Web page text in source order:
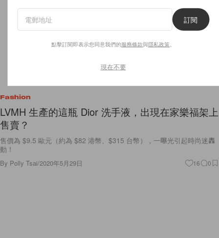
Fashion
LVMH 生產的這瓶 Dior 洗手液，出現在家樂福架上
售賣？
售價為 $9.5 歐元（約為 $82 港幣、$315 台幣），一曝光引起時尚迷轟
動！
By Polly Tsai/2020年5月29日 16 0
訂閱
點擊訂閱即表示您同意我們的服務條款與隱私政策
現在不要